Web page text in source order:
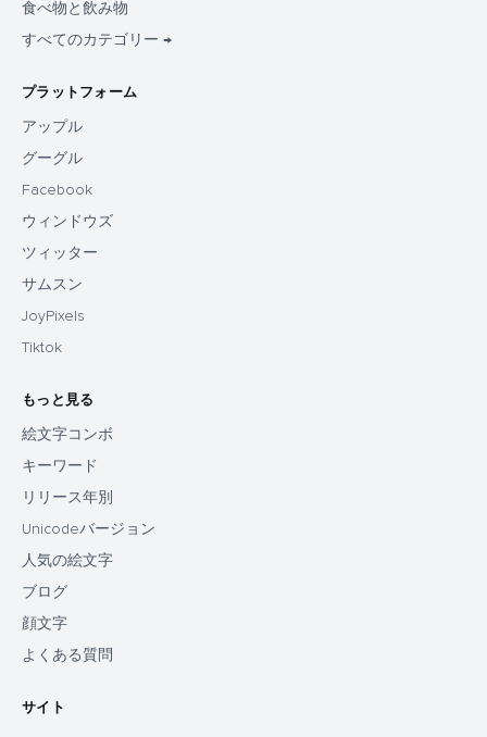
食べ物と飲み物
すべてのカテゴリー →
プラットフォーム
アップル
グーグル
Facebook
ウィンドウズ
ツィッター
サムスン
JoyPixels
Tiktok
もっと見る
絵文字コンボ
キーワード
リリース年別
Unicodeバージョン
人気の絵文字
ブログ
顔文字
よくある質問
サイト